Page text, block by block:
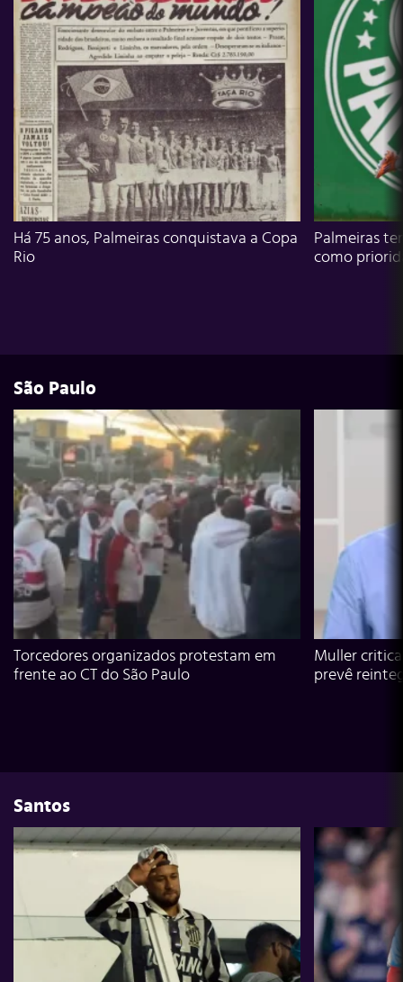
Há 75 anos, Palmeiras conquistava a Copa
Rio
Palmeiras
como
São Paulo
Torcedores organizados protestam em
frente ao CT do São Paulo
Muller
prevê
Santos